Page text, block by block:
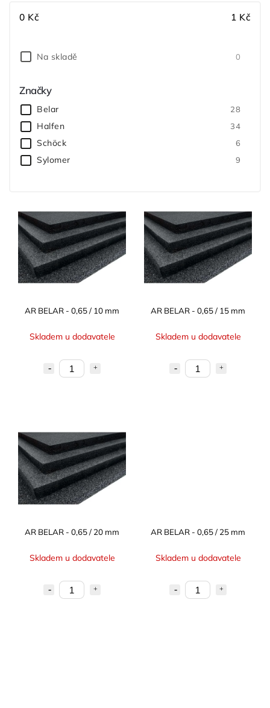
Nejdražší
0 Kč 1 Kč
Na skladě 0
Značky
Belar 28
Halfen 34
Schöck 6
Sylomer 9
AR BELAR - 0,65 / 10 mm
Skladem u dodavatele
AR BELAR - 0,65 / 15 mm
Skladem u dodavatele
AR BELAR - 0,65 / 20 mm
Skladem u dodavatele
AR BELAR - 0,65 / 25 mm
Skladem u dodavatele